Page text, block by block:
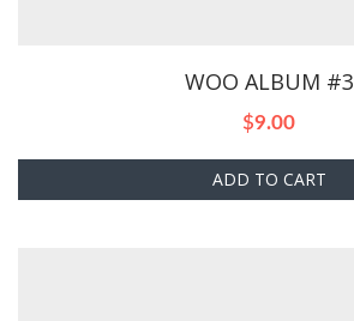
WOO ALBUM #3
$9.00
ADD TO CART